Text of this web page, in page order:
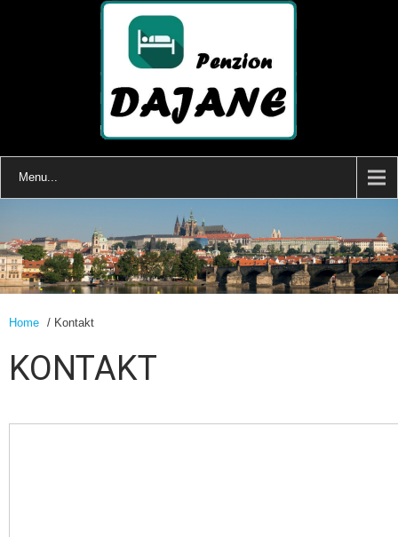
Menu...
Home / Kontakt
KONTAKT